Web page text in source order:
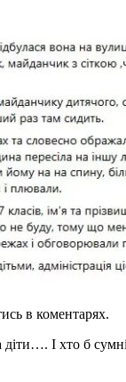
в коментарях.
І хто б